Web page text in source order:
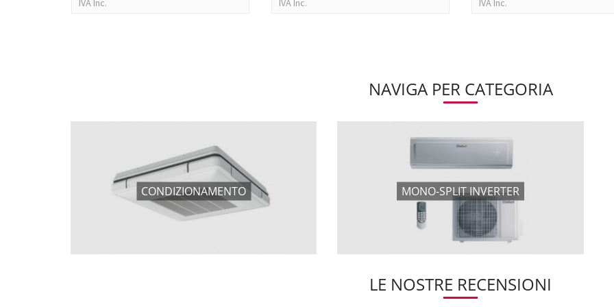
IVA Inc. IVA Inc. IVA Inc.
NAVIGA PER CATEGORIA
CONDIZIONAMENTO MONO-SPLIT INVERTER
LE NOSTRE RECENSIONI